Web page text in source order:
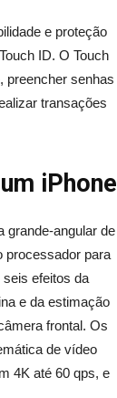
e proteção
ID. O Touch
preencher senhas
transações
iPhone
grande-angular de
processador para
efeitos da
e da estimação
frontal. Os
de vídeo
4K até 60 qps, e